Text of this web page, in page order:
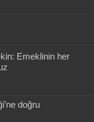
Emeklinin her
doğru